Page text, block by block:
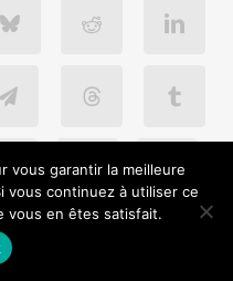
vous garantir la meilleure
vous continuez à utiliser ce
vous en êtes satisfait.